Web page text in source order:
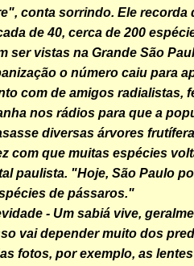
conta sorrindo. Ele recorda
de 40, cerca de 200
ser vistas na Grande São
o número caiu para
com de amigos radialistas,
nos rádios para que a
diversas árvores
com que muitas espécies
paulista. "Hoje, São Paulo
de pássaros."
- Um sabiá vive,
vai depender muito dos
fotos, por exemplo, as